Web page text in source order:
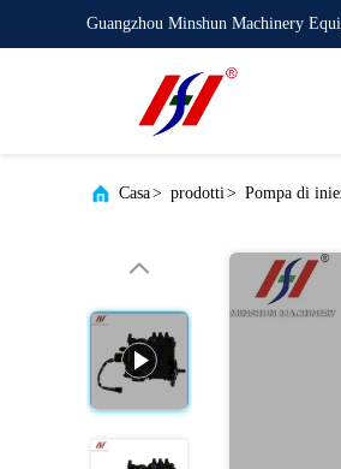
Guangzhou Minshun Machinery
Casa> prodotti> Pompa di